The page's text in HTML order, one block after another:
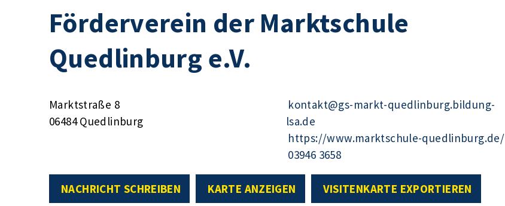
Förderverein der Marktschule
Quedlinburg e.V.
Marktstraße 8
06484 Quedlinburg
kontakt@gs-markt-quedlinburg.bildung-
lsa.de
https://www.marktschule-quedlinburg.de/
03946 3658
NACHRICHT SCHREIBEN KARTE ANZEIGEN VISITENKARTE EXPORTIEREN